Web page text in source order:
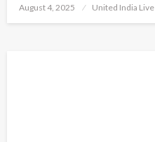
Posted
August 4, 2025 United India Live